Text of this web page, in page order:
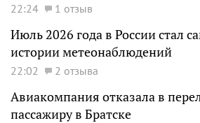
22:24 1 отзыв
Июль 2026 года в России стал
истории метеонаблюдений
22:02 2 отзыва
Авиакомпания отказала в
пассажиру в Братске